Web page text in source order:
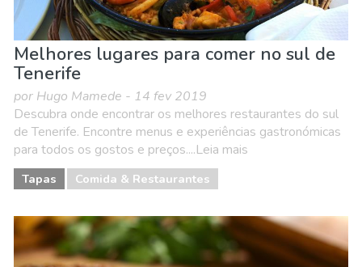
Melhores lugares para comer no sul de
Tenerife
por Hugo Mamede - 14 fev 2019
Descubra onde encontrar os melhores restaurantes do sul
de Tenerife. Encontre menus e experiências gastronómicas
para todos os gostos e preços....Leia mais
Tapas Comida & Restaurantes